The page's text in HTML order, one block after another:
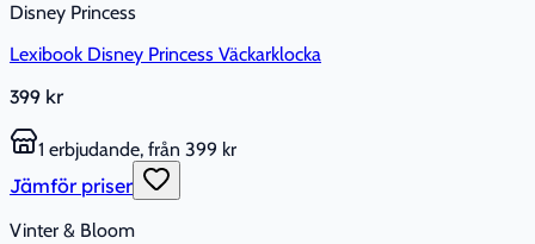
Disney Princess
Lexibook Disney Princess Väckarklocka
399 kr
1 erbjudande, från 399 kr
Jämför priser
Vinter & Bloom